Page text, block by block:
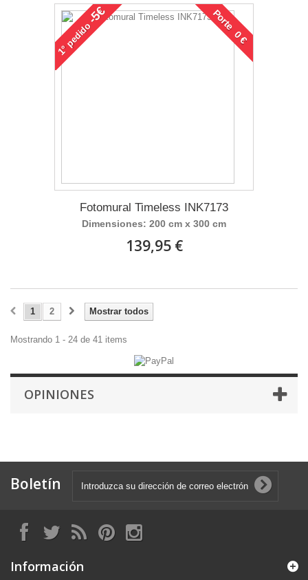
1°
pedido
-5€ Porte 0 €
Fotomural Timeless INK7173
Dimensiones: 200 cm x 300 cm
139,95 €
Mostrar todos
1 2
Mostrando 1 - 24 de 41 items
OPINIONES
Boletín
Información